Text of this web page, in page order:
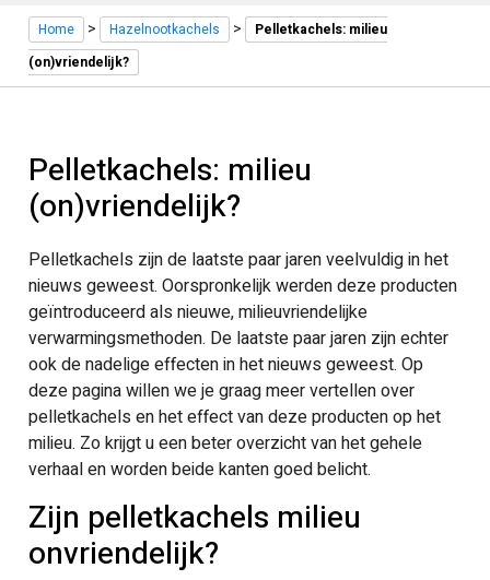
Home > Hazelnootkachels >
Pelletkachels: milieu
(on)vriendelijk?
Pelletkachels: milieu
(on)vriendelijk?
Pelletkachels zijn de laatste paar jaren veelvuldig in het
nieuws geweest. Oorspronkelijk werden deze producten
geïntroduceerd als nieuwe, milieuvriendelijke
verwarmingsmethoden. De laatste paar jaren zijn echter
ook de nadelige effecten in het nieuws geweest. Op
deze pagina willen we je graag meer vertellen over
pelletkachels en het effect van deze producten op het
milieu. Zo krijgt u een beter overzicht van het gehele
verhaal en worden beide kanten goed belicht.
Zijn pelletkachels milieu
onvriendelijk?